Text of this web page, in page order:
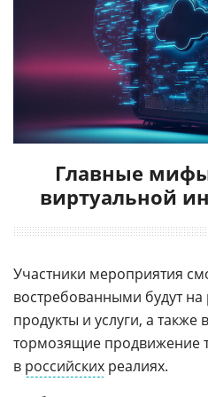
Главные
виртуальной
Участники мероприятия
востребованными будут
продукты и услуги, а также
тормозящие продвижение
в российских реалиях.